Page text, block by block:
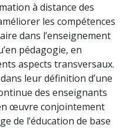
à distance des
les compétences
dans l’enseignement
pédagogie, en
aspects transversaux.
leur définition d’une
des enseignants
œuvre conjointement
de l’éducation de base